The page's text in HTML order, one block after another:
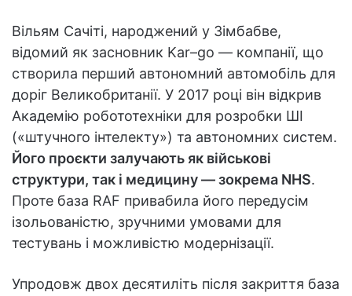
Вільям Сачіті, народжений у Зімбабве,
відомий як засновник Kar–go — компанії, що
створила перший автономний автомобіль для
доріг Великобританії. У 2017 році він відкрив
Академію робототехніки для розробки ШІ
(«штучного інтелекту») та автономних систем.
Його проєкти залучають як військові
структури, так і медицину — зокрема NHS.
Проте база RAF привабила його передусім
ізольованістю, зручними умовами для
тестувань і можливістю модернізації.
Упродовж двох десятиліть після закриття база